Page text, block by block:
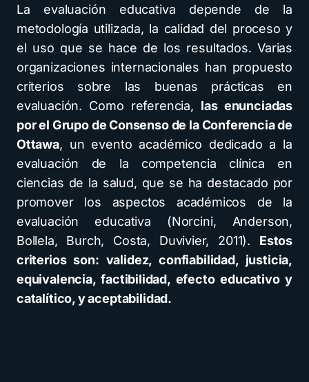
La evaluación educativa depende de la
metodología utilizada, la calidad del proceso y
el uso que se hace de los resultados. Varias
organizaciones internacionales han propuesto
criterios sobre las buenas prácticas en
evaluación. Como referencia, las enunciadas
por el Grupo de Consenso de la Conferencia de
Ottawa, un evento académico dedicado a la
evaluación de la competencia clínica en
ciencias de la salud, que se ha destacado por
promover los aspectos académicos de la
evaluación educativa (Norcini, Anderson,
Bollela, Burch, Costa, Duvivier, 2011). Estos
criterios son: validez, confiabilidad, justicia,
equivalencia, factibilidad, efecto educativo y
catalítico, y aceptabilidad.